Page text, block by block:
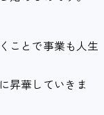
ことで事業も人生
昇華していきま